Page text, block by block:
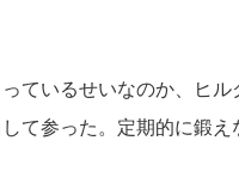
ているせいなのか、ヒル
て参った。定期的に鍛え